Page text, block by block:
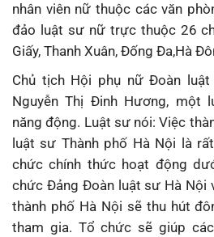
nhân viên nữ thuộc các văn
đảo luật sư nữ trực thuộc 26
Giấy, Thanh Xuân, Đống Đa,Hà
Chủ tịch Hội phụ nữ Đoàn
Nguyễn Thị Đinh Hương, một
năng động. Luật sư nói: Việc
luật sư Thành phố Hà Nội là
chức chính thức hoạt động
chức Đảng Đoàn luật sư Hà Nội
thành phố Hà Nội sẽ thu hút
tham gia. Tổ chức sẽ giúp